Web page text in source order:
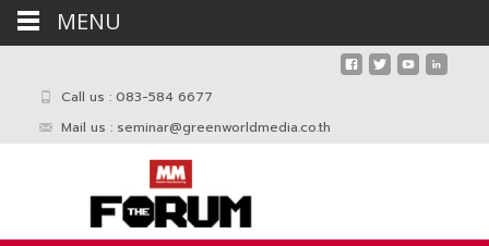
Call us : 083-584 6677
Mail us : seminar@greenworldmedia.co.th
MENU